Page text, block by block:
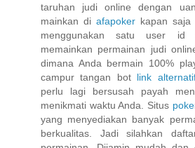
taruhan judi online dengan
mainkan di afapokerkapan saja
menggunakan satu user id
memainkan permainan judi
dimana Anda bermain 100%
campur tangan bot link
perlu lagi bersusah payah
menikmati waktu Anda. Situs
yang menyediakan banyak
berkualitas. Jadi silahkan